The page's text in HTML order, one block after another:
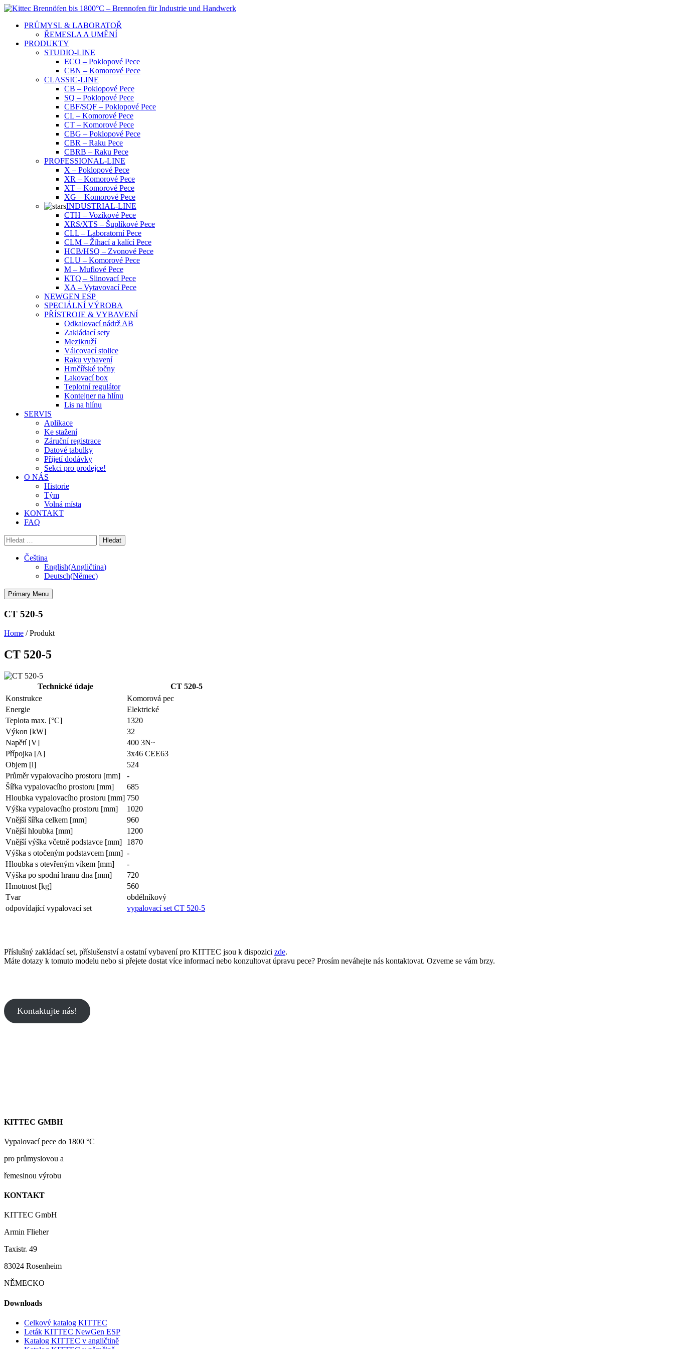
Skip
contentPRŮMYSL & LABORATOŘ
ŘEMESLA A UMĚNÍ
PRODUKTY
STUDIO-LINE
ECO – Poklopové Pece
CBN – Komorové Pece
CLASSIC-LINE
CB – Poklopové Pece
SQ – Poklopové Pece
CBF/SQF – Poklopové Pece
CL – Komorové Pece
CT – Komorové Pece
CBG – Poklopové Pece
CBR – Raku Pece
CBRB – Raku Pece
PROFESSIONAL-LINE
X – Poklopové Pece
XR – Komorové Pece
XT – Komorové Pece
XG – Komorové Pece
INDUSTRIAL-LINE
CTH – Vozíkové Pece
XRS/XTS – Šuplíkové Pece
CLL – Laboratorní Pece
CLM – Žíhací a kalící Pece
HCB/HSQ – Zvonové Pece
CLU – Komorové Pece
M – Muflové Pece
KTQ – Slinovací Pece
XA – Vytavovací Pece
NEWGEN ESP
SPECIÁLNÍ VÝROBA
PŘÍSTROJE & VYBAVENÍ
Odkalovací nádrž AB
Zakládací sety
Mezikruží
Válcovací stolice
Raku vybavení
Hrnčířské točny
Lakovací box
Teplotní regulátor
Kontejner na hlínu
Lis na hlínu
SERVIS
Aplikace
Ke stažení
Záruční registrace
Datové tabulky
Přijetí dodávky
Sekci pro prodejce!
O NÁS
Historie
Tým
Volná místa
KONTAKT
FAQ
Vyhledávání
Čeština
English(Angličtina)
Deutsch(Němec)
Primary Menu
CT 520-5
Home /Produkt
CT 520-5
Technické údaje
CT 520-5
Konstrukce
Komorová pec
Energie
Elektrické
Teplota max. [°C]
1320
Výkon [kW]
32
Napětí [V]
400 3N~
Přípojka [A]
3x46 CEE63
Objem [l]
524
Průměr vypalovacího prostoru [mm]
-
Šířka vypalovacího prostoru [mm]
685
Hloubka vypalovacího prostoru [mm] 750
Výška vypalovacího prostoru [mm]
1020
Vnější šířka celkem [mm]
960
Vnější hloubka [mm]
1200
Vnější výška včetně podstavce [mm]
1870
Výška s otočeným podstavcem [mm] -
Hloubka s otevřeným víkem [mm]
-
Výška po spodní hranu dna [mm]
720
Hmotnost [kg]
560
Tvar
obdélníkový
odpovídající vypalovací set
vypalovací set CT 520-5
Příslušný zakládací set, příslušenství a ostatní vybavení pro KITTEC jsou k dispozici zde.
Máte dotazy k tomuto modelu nebo si přejete dostat více informací nebo konzultovat úpravu pece? Prosím neváhejte nás kontaktovat. Ozveme se vám brzy.
Kontaktujte nás!
KITTEC GMBH
Vypalovací pece do 1800 °C
pro průmyslovou a
řemeslnou výrobu
KONTAKT
KITTEC GmbH
Armin Flieher
Taxistr. 49
83024 Rosenheim
NĚMECKO
Downloads
Celkový katalog KITTEC
Leták KITTEC NewGen ESP
Katalog KITTEC v angličtině